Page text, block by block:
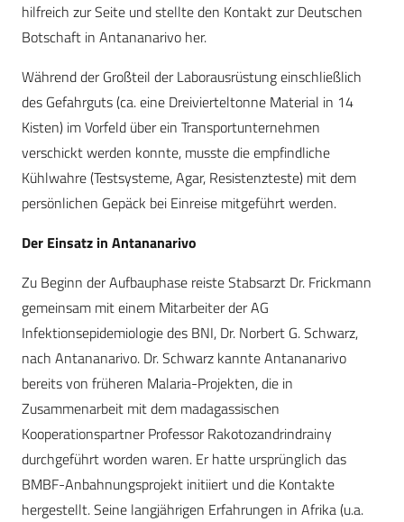
hilfreich zur Seite und stellte den Kontakt zur Deutschen
Botschaft in Antananarivo her.
Während der Großteil der Laborausrüstung einschließlich
des Gefahrguts (ca. eine Dreivierteltonne Material in 14
Kisten) im Vorfeld über ein Transportunternehmen
verschickt werden konnte, musste die empfindliche
Kühlwahre (Testsysteme, Agar, Resistenzteste) mit dem
persönlichen Gepäck bei Einreise mitgeführt werden.
Der Einsatz in Antananarivo
Zu Beginn der Aufbauphase reiste Stabsarzt Dr. Frickmann
gemeinsam mit einem Mitarbeiter der AG
Infektionsepidemiologie des BNI, Dr. Norbert G. Schwarz,
nach Antananarivo. Dr. Schwarz kannte Antananarivo
bereits von früheren Malaria-Projekten, die in
Zusammenarbeit mit dem madagassischen
Kooperationspartner Professor Rakotozandrindrainy
durchgeführt worden waren. Er hatte ursprünglich das
BMBF-Anbahnungsprojekt initiiert und die Kontakte
hergestellt. Seine langjährigen Erfahrungen in Afrika (u.a.